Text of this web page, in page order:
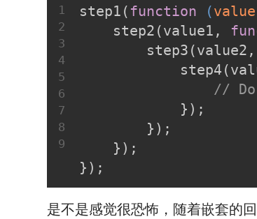
1
2
3
4
5
6
7
8
9
step1( function (
    step2(value1,
        step3(value2,
// Do
            });
        });
    });
});
是不是感觉很恐怖，随着嵌套的